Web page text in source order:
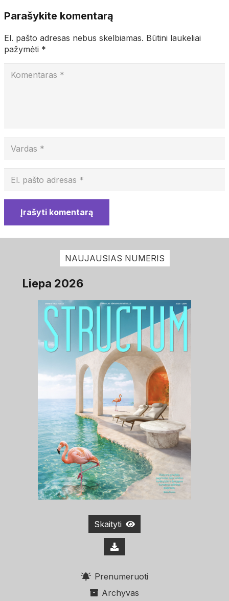
Parašykite komentarą
El. pašto adresas nebus skelbiamas. Būtini laukeliai
pažymėti *
Įrašyti komentarą
NAUJAUSIAS NUMERIS
Liepa 2026
Skaityti
Prenumeruoti
Archyvas